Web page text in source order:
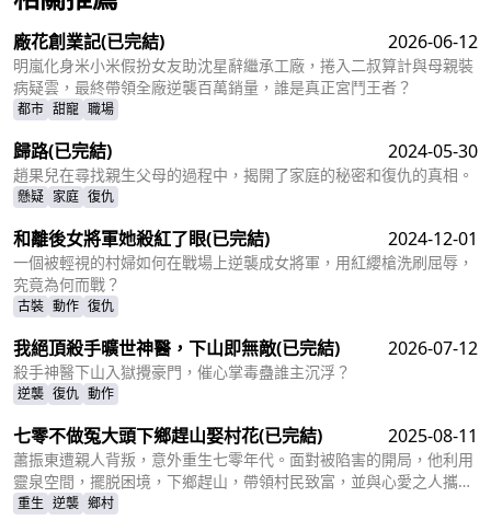
廠花創業記(已完結) 2026-06-12
明嵐化身米小米假扮女友助沈星辭繼承工廠，捲入二叔算計與母親裝
病疑雲，最終帶領全廠逆襲百萬銷量，誰是真正宮鬥王者？
都市 甜寵 職場
歸路(已完結) 2024-05-30
趙果兒在尋找親生父母的過程中，揭開了家庭的秘密和復仇的真相。
懸疑 家庭 復仇
和離後女將軍她殺紅了眼(已完結) 2024-12-01
一個被輕視的村婦如何在戰場上逆襲成女將軍，用紅纓槍洗刷屈辱，
究竟為何而戰？
古裝 動作 復仇
我絕頂殺手曠世神醫，下山即無敵(已完結) 2026-07-12
殺手神醫下山入獄攪豪門，催心掌毒蠱誰主沉浮？
逆襲 復仇 動作
七零不做冤大頭下鄉趕山娶村花(已完結) 2025-08-11
蕭振東遭親人背叛，意外重生七零年代。面對被陷害的開局，他利用
靈泉空間，擺脱困境，下鄉趕山，帶領村民致富，並與心愛之人攜
手，開啓逆襲人生，他能否成功復仇，改變命運？
重生 逆襲 鄉村